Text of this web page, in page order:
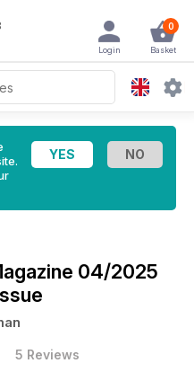
0
Basket
Login
04/2025
5 Reviews